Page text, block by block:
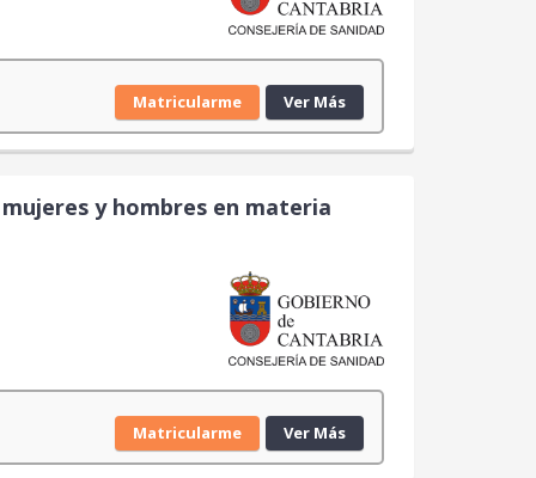
Matricularme Ver Más
y hombres en materia
Matricularme Ver Más